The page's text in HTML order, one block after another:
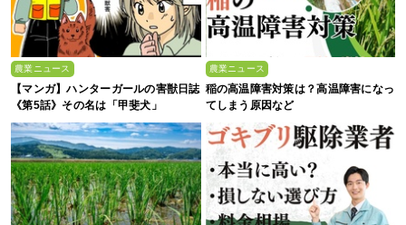
農業ニュース
【マンガ】ハンターガールの害獣日誌
《第5話》その名は「甲斐犬」
農業ニュース
稲の高温障害対策は？高温障害になっ
てしまう原因など